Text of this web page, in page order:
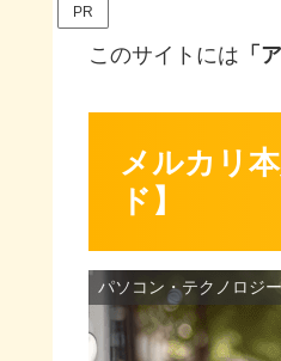
PR
このサイトには 「
メルカリ
ド】
パソコン・テクノロジー